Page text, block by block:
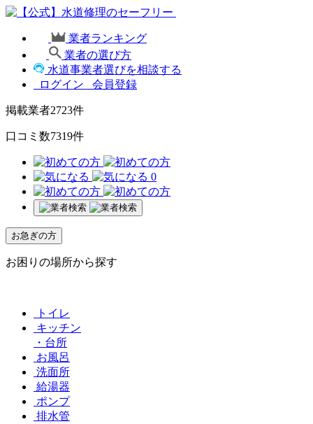
業者ランキング
業者の選び方
水道事業者選びを相談する
ログイン
会員登録
掲載業者2723件
口コミ数7319件
0
お急ぎの方
お困りの場所から探す
トイレ
キッチン
・台所
お風呂
洗面所
給湯器
ポンプ
排水管